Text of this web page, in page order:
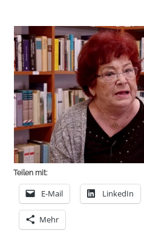
Teilen mit:
E-Mail LinkedIn
Mehr